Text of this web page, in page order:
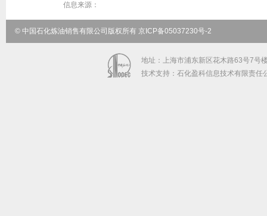
信息来源：
© 中国石化炼油销售有限公司版权所有 京ICP备05037230号-2
地址：上海市浦东新区花木路63号7
技术支持：石化盈科信息技术有限责任